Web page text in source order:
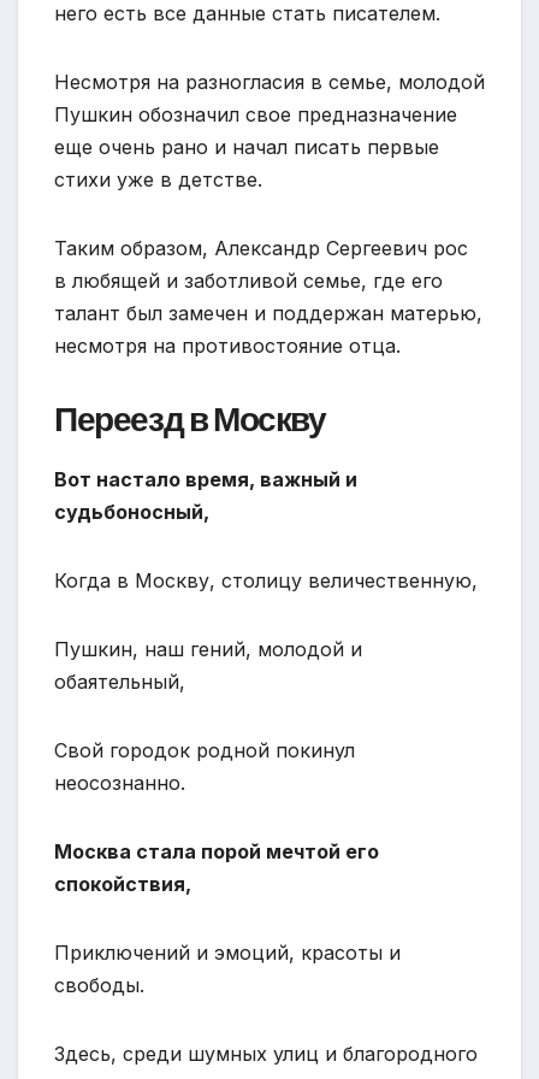
него есть все данные стать писателем.
Несмотря на разногласия в семье, молодой
Пушкин обозначил свое предназначение
еще очень рано и начал писать первые
стихи уже в детстве.
Таким образом, Александр Сергеевич рос
в любящей и заботливой семье, где его
талант был замечен и поддержан матерью,
несмотря на противостояние отца.
Переезд в Москву
Вот настало время, важный и
судьбоносный,
Когда в Москву, столицу величественную,
Пушкин, наш гений, молодой и
обаятельный,
Свой городок родной покинул
неосознанно.
Москва стала порой мечтой его
спокойствия,
Приключений и эмоций, красоты и
свободы.
Здесь, среди шумных улиц и благородного